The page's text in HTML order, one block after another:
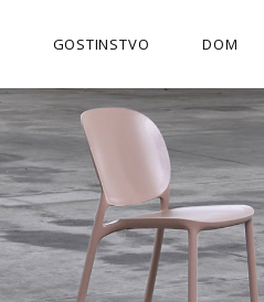
GOSTINSTVO DOM